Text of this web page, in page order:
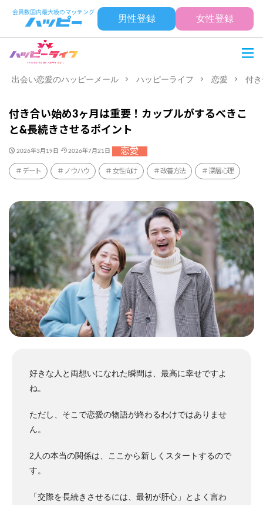
男性登録 女性登録
出会い恋愛のハッピーメール ハッピーライフ 恋愛 付
付き合い始め3ヶ月は重要！カップルがするべきこ
と&長続きさせるポイント
2026年3月19日 2026年7月21日 恋愛
デート ノウハウ 女性向け 改善方法 深層心理
好きな人と両想いになれた瞬間は、最高に幸せですよ
ね。
ただし、そこで恋愛の物語が終わるわけではありませ
ん。
2人の本当の関係は、ここから新しくスタートするので
す。
「交際を長続きさせるには、最初が肝心」とよく言わ